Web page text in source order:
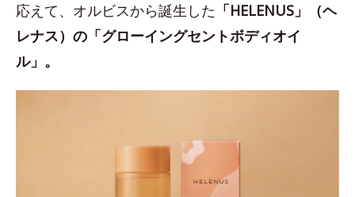
応えて、オルビスから誕生した 「HELENUS」（ヘ
レナス）の「グローイングセントボディオイ
ル」。